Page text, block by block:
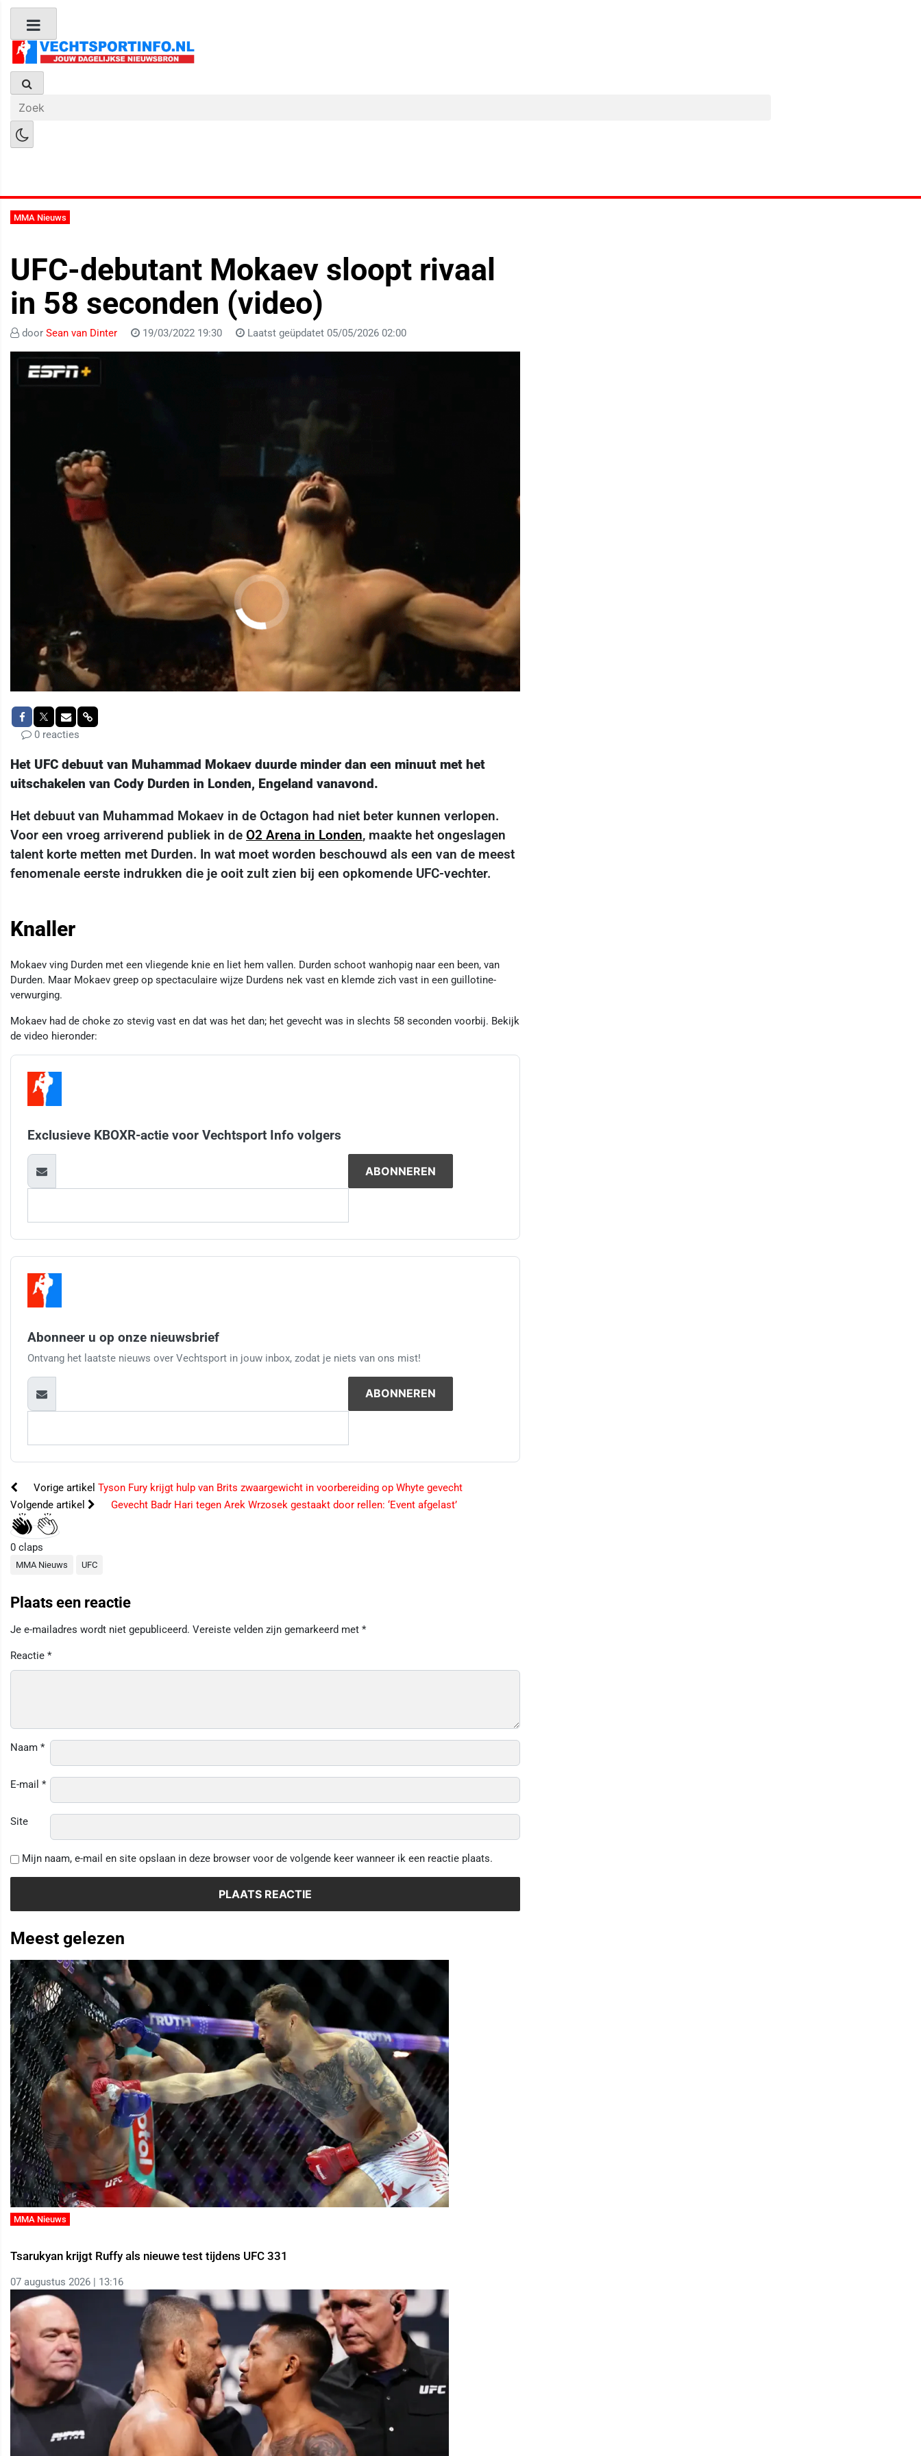
MMA Nieuws
UFC-debutant Mokaev sloopt rivaal
in 58 seconden (video)
door Sean van Dinter 19/03/2022 19:30 Laatst geüpdatet 05/05/2026 02:00
0 reacties
Het UFC debuut van Muhammad Mokaev duurde minder dan een minuut met het
uitschakelen van Cody Durden in Londen, Engeland vanavond.
Het debuut van Muhammad Mokaev in de Octagon had niet beter kunnen verlopen.
Voor een vroeg arriverend publiek in de O2 Arena in Londen, maakte het ongeslagen
talent korte metten met Durden. In wat moet worden beschouwd als een van de meest
fenomenale eerste indrukken die je ooit zult zien bij een opkomende UFC-vechter.
Knaller
Mokaev ving Durden met een vliegende knie en liet hem vallen. Durden schoot wanhopig naar een been, van
Durden. Maar Mokaev greep op spectaculaire wijze Durdens nek vast en klemde zich vast in een guillotine-
verwurging.
Mokaev had de choke zo stevig vast en dat was het dan; het gevecht was in slechts 58 seconden voorbij. Bekijk
de video hieronder:
Exclusieve KBOXR-actie voor Vechtsport Info volgers
Abonneer u op onze nieuwsbrief
Ontvang het laatste nieuws over Vechtsport in jouw inbox, zodat je niets van ons mist!
Vorige artikel Tyson Fury krijgt hulp van Brits zwaargewicht in voorbereiding op Whyte gevecht
Volgende artikel
Gevecht Badr Hari tegen Arek Wrzosek gestaakt door rellen: ‘Event afgelast’
0 claps
MMA Nieuws UFC
Plaats een reactie
Je e-mailadres wordt niet gepubliceerd. Vereiste velden zijn gemarkeerd met *
Reactie *
Naam *
E-mail *
Site
Mijn naam, e-mail en site opslaan in deze browser voor de volgende keer wanneer ik een reactie plaats.
Meest gelezen
MMA Nieuws
Tsarukyan krijgt Ruffy als nieuwe test tijdens UFC 331
07 augustus 2026 | 13:16